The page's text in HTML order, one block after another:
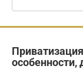
особенности,